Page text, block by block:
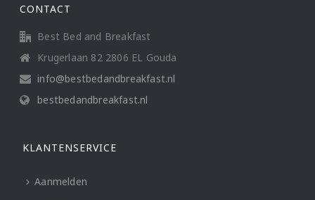
CONTACT
Best Bed and Breakfast
Krugerlaan 82 2806 EL Gouda
info@bestbedandbreakfast.nl
bestbedandbreakfast.nl
KLANTENSERVICE
Aanmelden